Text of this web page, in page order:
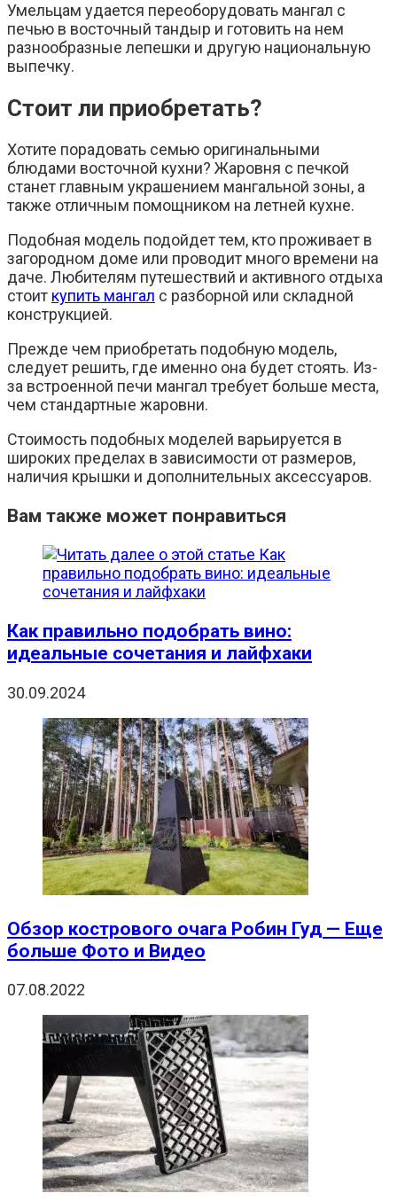
Умельцам удается переоборудовать мангал с
печью в восточный тандыр и готовить на нем
разнообразные лепешки и другую национальную
выпечку.
Стоит ли приобретать?
Хотите порадовать семью оригинальными
блюдами восточной кухни? Жаровня с печкой
станет главным украшением мангальной зоны, а
также отличным помощником на летней кухне.
Подобная модель подойдет тем, кто проживает в
загородном доме или проводит много времени на
даче. Любителям путешествий и активного отдыха
стоит купить мангал с разборной или складной
конструкцией.
Прежде чем приобретать подобную модель,
следует решить, где именно она будет стоять. Из-
за встроенной печи мангал требует больше места,
чем стандартные жаровни.
Стоимость подобных моделей варьируется в
широких пределах в зависимости от размеров,
наличия крышки и дополнительных аксессуаров.
Вам также может понравиться
Как правильно подобрать вино:
идеальные сочетания и лайфхаки
30.09.2024
Обзор кострового очага Робин Гуд — Еще
больше Фото и Видео
07.08.2022